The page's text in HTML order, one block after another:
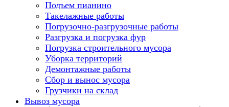
Подъем пианино
Такелажные работы
Погрузочно-разгрузочные работы
Разгрузка и погрузка фур
Погрузка строительного мусора
Уборка территорий
Демонтажные работы
Сбор и вынос мусора
Грузчики на склад
Вывоз мусора